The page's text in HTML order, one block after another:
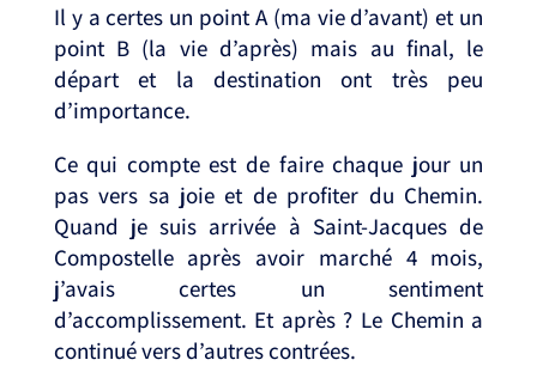
Il y a certes un point A (ma vie d’avant) et un
point B (la vie d’après) mais au final, le
départ et la destination ont très peu
d’importance. ⁣
Ce qui compte est de faire chaque jour un
pas vers sa joie et de profiter du Chemin.
Quand je suis arrivée à Saint-Jacques de
Compostelle après avoir marché 4 mois,
j’avais certes un sentiment
d’accomplissement. Et après ? Le Chemin a
continué vers d’autres contrées. ⁣